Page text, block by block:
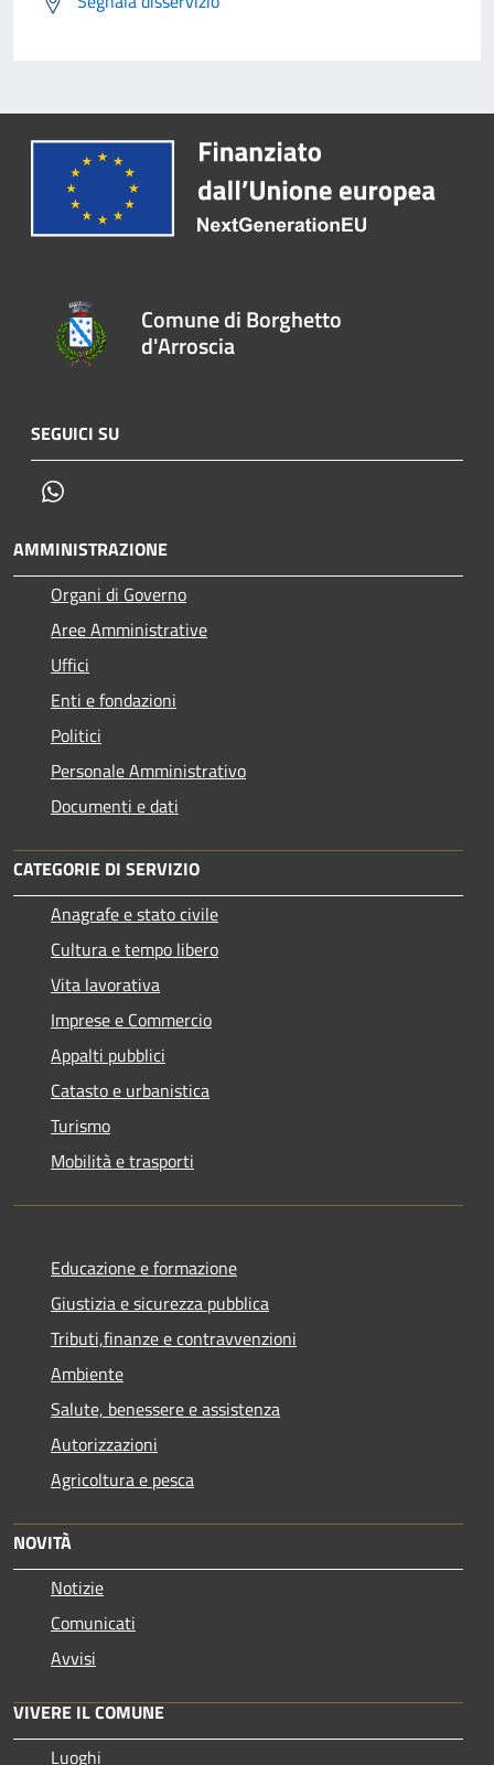
Comune di Borghetto
d'Arroscia
SEGUICI SU
AMMINISTRAZIONE
Organi di Governo
Aree Amministrative
Uffici
Enti e fondazioni
Politici
Personale Amministrativo
Documenti e dati
CATEGORIE DI SERVIZIO
Anagrafe e stato civile
Cultura e tempo libero
Vita lavorativa
Imprese e Commercio
Appalti pubblici
Catasto e urbanistica
Turismo
Mobilità e trasporti
Educazione e formazione
Giustizia e sicurezza pubblica
Tributi,finanze e contravvenzioni
Ambiente
Salute, benessere e assistenza
Autorizzazioni
Agricoltura e pesca
NOVITÀ
Notizie
Comunicati
Avvisi
VIVERE IL COMUNE
Luoghi